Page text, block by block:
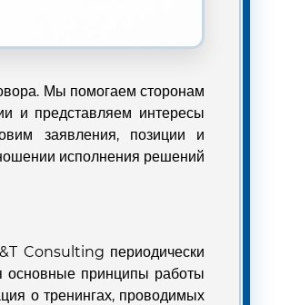
Мы помогаем сторонам
и представляем интересы
заявления, позиции и
исполнения решений
Consulting периодически
основные принципы работы
о тренингах, проводимых